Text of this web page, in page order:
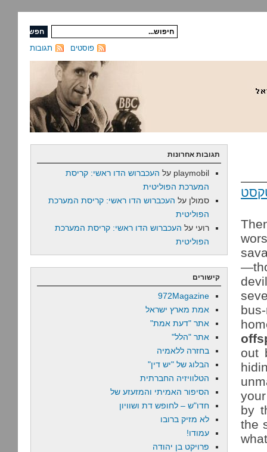
תגובות פוסטים
out
by
the
תגובות אחרונות
playmobil על העכברוש הדו ראשי: קריסת
המערכת הפוליטית
סמולן על העכברוש הדו ראשי: קריסת המערכת
הפוליטית
רועי על העכברוש הדו ראשי: קריסת המערכת
הפוליטית
קישורים
972Magazine
אמת מארץ ישראל
אתר "דעת אמת"
אתר "הלל"
בחזרה ללאמיה
הבלוג של "יש דין"
הטלוויזיה החברתית
הסיפור האמיתי והמזעזע של
חדו"ש – לחופש דת ושוויון
לא מזיק ברובו
עמודו!
פרויקט בן יהודה